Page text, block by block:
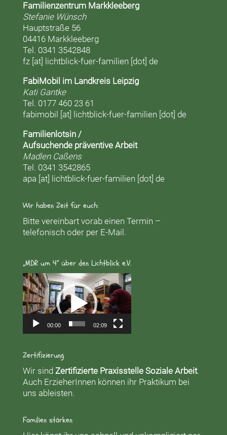
Familienzentrum Markkleeberg
Stefanie Wünsch
Hauptstraße 56
04416 Markkleeberg
Tel. 0341 3542848
fz [at] lichtblick-fuer-familien [dot] de
FabiMobil im Landkreis Leipzig
Kati Gantke
Tel. 0177 460 23 61
fabimobil [at] lichtblick-fuer-familien [dot] de
Familienlotsin /
Aufsuchende präventive Arbeit
Madlen Caßens
Tel. 0341 3542865
apa [at] lichtblick-fuer-familien [dot] de
Wir haben Zeit für euch:
Bitte vereinbart vorab einen Termin –
telefonisch oder per E-Mail.
„MDR um 4“ über den Lichtblick e.V.
Video-
Player
00:00 02:09
Zertifizierung
Wir sind Zertifizierte Praxisstelle Soziale Arbeit.
Auch ErzieherInnen können ihr Praktikum bei
uns ableisten.
Familien stärken